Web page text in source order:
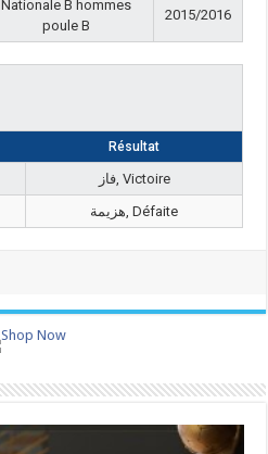
Nationale B hommes
poule B
2015/2016
Résultat
فاز, Victoire
هزيمة, Défaite